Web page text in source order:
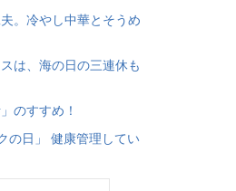
。冷やし中華とそうめ
は、海の日の三連休も
のすすめ！
の日」 健康管理してい